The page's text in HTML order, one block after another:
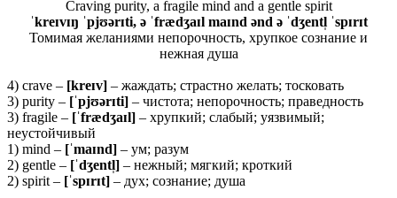
Craving purity, a fragile mind and a gentle spirit
ˈkreɪvɪŋ ˈpjʊərɪti, ə ˈfrædʒaɪl maɪnd ənd ə ˈdʒentl̩ ˈspɪrɪt
Томимая желаниями непорочность, хрупкое сознание и
нежная душа
4) crave – [kreɪv] – жаждать; страстно желать; тосковать
3) purity – [ˈpjʊərɪti] – чистота; непорочность; праведность
3) fragile – [ˈfrædʒaɪl] – хрупкий; слабый; уязвимый;
неустойчивый
1) mind – [ˈmaɪnd] – ум; разум
2) gentle – [ˈdʒentl̩] – нежный; мягкий; кроткий
2) spirit – [ˈspɪrɪt] – дух; сознание; душа